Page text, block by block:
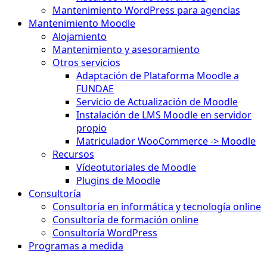
Mantenimiento WordPress para agencias
Mantenimiento Moodle
Alojamiento
Mantenimiento y asesoramiento
Otros servicios
Adaptación de Plataforma Moodle a
FUNDAE
Servicio de Actualización de Moodle
Instalación de LMS Moodle en servidor
propio
Matriculador WooCommerce -> Moodle
Recursos
Vídeotutoriales de Moodle
Plugins de Moodle
Consultoría
Consultoría en informática y tecnología online
Consultoría de formación online
Consultoría WordPress
Programas a medida